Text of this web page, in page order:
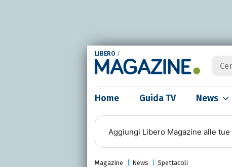
LIBERO /
Home Guida TV News
Aggiungi Libero Magazine alle
Magazine News Spettacoli